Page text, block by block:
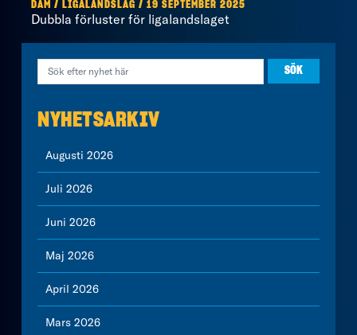
DAM / LIGALANDSLAG / 19 SEPTEMBER 2025
Dubbla förluster för ligalandslaget
NYHETSARKIV
Augusti 2026
Juli 2026
Juni 2026
Maj 2026
April 2026
Mars 2026